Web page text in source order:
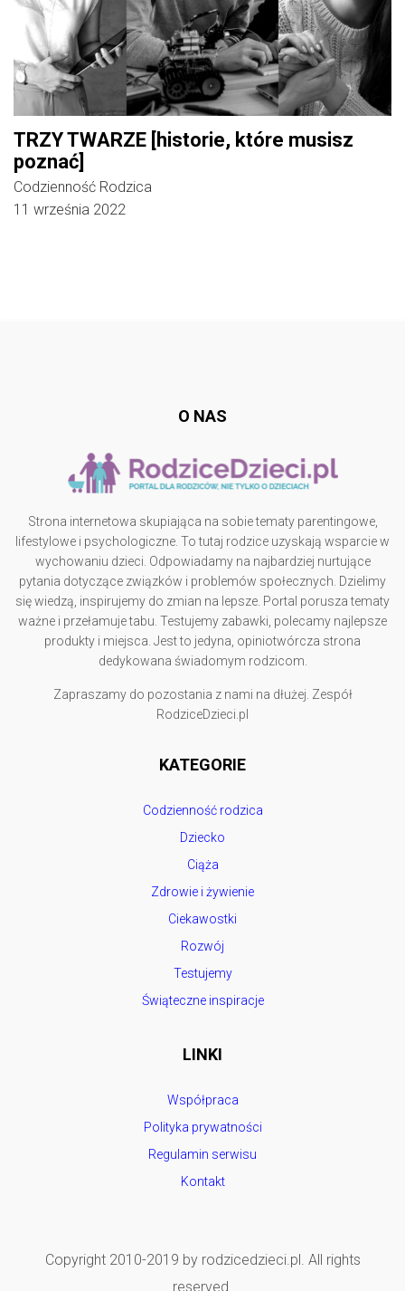
TRZY TWARZE [historie, które musisz
poznać]
Codzienność Rodzica
11 września 2022
O NAS
Strona internetowa skupiająca na sobie tematy parentingowe,
lifestylowe i psychologiczne. To tutaj rodzice uzyskają wsparcie w
wychowaniu dzieci. Odpowiadamy na najbardziej nurtujące
pytania dotyczące związków i problemów społecznych. Dzielimy
się wiedzą, inspirujemy do zmian na lepsze. Portal porusza tematy
ważne i przełamuje tabu. Testujemy zabawki, polecamy najlepsze
produkty i miejsca. Jest to jedyna, opiniotwórcza strona
dedykowana świadomym rodzicom.
Zapraszamy do pozostania z nami na dłużej. Zespół
RodziceDzieci.pl
KATEGORIE
Codzienność rodzica
Dziecko
Ciąża
Zdrowie i żywienie
Ciekawostki
Rozwój
Testujemy
Świąteczne inspiracje
LINKI
Współpraca
Polityka prywatności
Regulamin serwisu
Kontakt
Copyright 2010-2019 by rodzicedzieci.pl. All rights
reserved.